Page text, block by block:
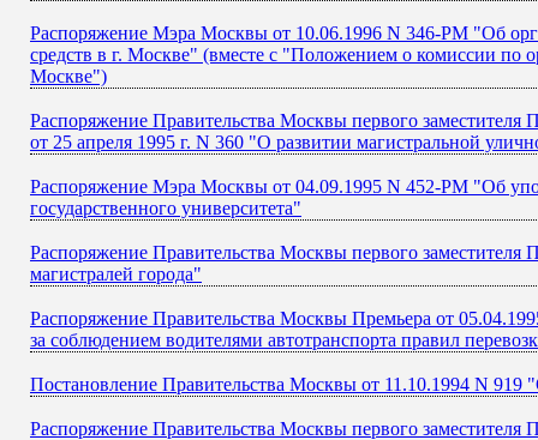
Распоряжение Мэра Москвы от 10.06.1996 N 346-РМ "Об
средств в г. Москве" (вместе с "Положением о комиссии по
Москве")
Распоряжение Правительства Москвы первого
от 25 апреля 1995 г. N 360 "О развитии магистральной
Распоряжение Мэра Москвы от 04.09.1995 N 452-РМ "Об
государственного университета"
Распоряжение Правительства Москвы первого
магистралей города"
Распоряжение Правительства Москвы Премьера от
за соблюдением водителями автотранспорта правил
Постановление Правительства Москвы от 11.10.1994 N
Распоряжение Правительства Москвы первого